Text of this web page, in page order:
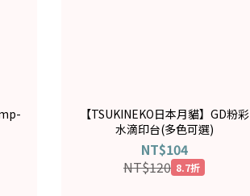
【TSUKINEKO日本月貓】GD粉彩
水滴印台(多色可選)
NT$104
NT$120 8.7折